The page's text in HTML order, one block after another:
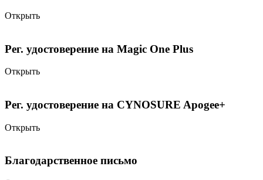
Открыть
Рег. удостоверение на Magic One Plus
Открыть
Рег. удостоверение на CYNOSURE Apogee+
Открыть
Благодарственное письмо